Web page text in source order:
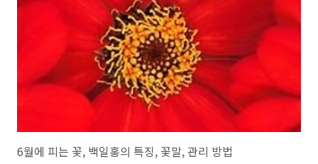
6월에 피는 꽃, 백일홍의 특징, 꽃말, 관리 방법